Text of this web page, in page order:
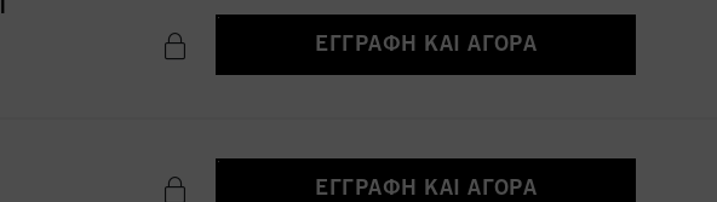
ΕΓΓΡΑΦΉ ΚΑΙ ΑΓΟΡΆ
ΕΓΓΡΑΦΉ ΚΑΙ ΑΓΟΡΆ